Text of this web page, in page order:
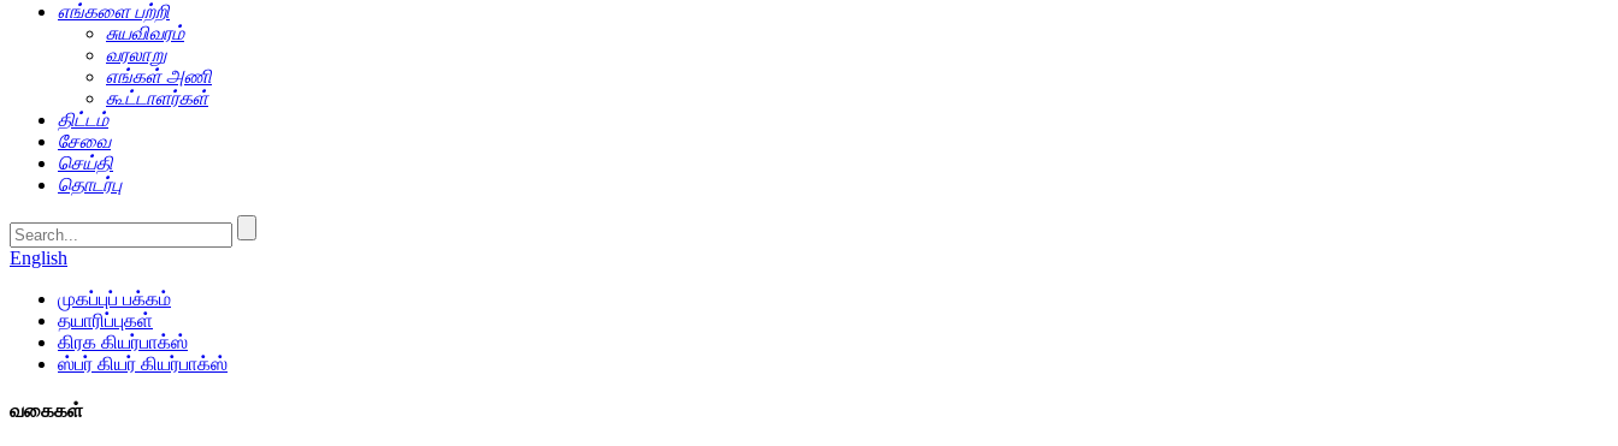
எங்களை பற்றி
சுயவிவரம்
வரலாறு
எங்கள் அணி
கூட்டாளர்கள்
திட்டம்
சேவை
செய்தி
தொடர்பு
English
முகப்புப் பக்கம்
தயாரிப்புகள்
கிரக கியர்பாக்ஸ்
ஸ்பர் கியர் கியர்பாக்ஸ்
வகைகள்